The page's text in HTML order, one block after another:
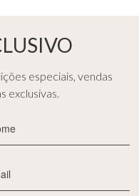
especiais, vendas
exclusivas.